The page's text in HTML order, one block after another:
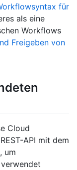
für
als eine
Workflows
Freigeben von
Cloud
API mit dem
um